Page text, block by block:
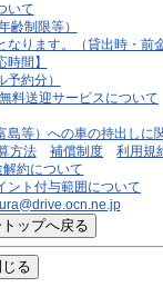
いて
齢制限等）
ります。（貸出時・前金
間】
約分）
無料送迎サービスについて
島等）への車の持出しに
方法
補償制度
利用規
解約について
ント付与範囲について